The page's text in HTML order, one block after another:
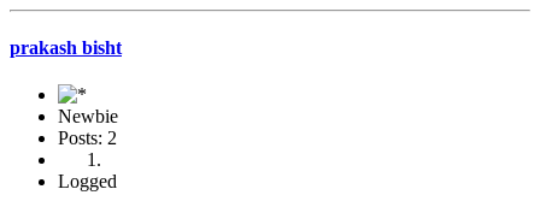
prakash bisht
Newbie
Posts: 2
Logged